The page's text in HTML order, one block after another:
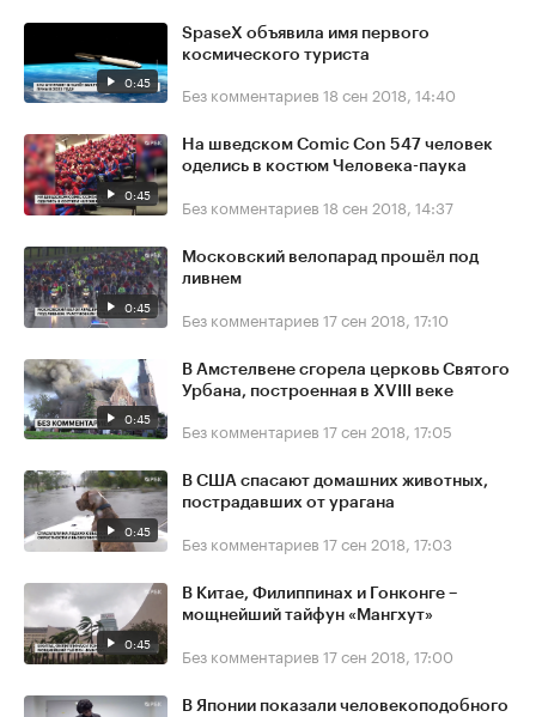
0:45
SpaseX объявила имя первого
космического туриста
Без комментариев 18 сен 2018, 14:40
0:45
На шведском Comic Con 547 человек
оделись в костюм Человека-паука
Без комментариев 18 сен 2018, 14:37
0:45
Московский велопарад прошёл под
ливнем
Без комментариев 17 сен 2018, 17:10
0:45
В Амстелвене сгорела церковь Святого
Урбана, построенная в XVIII веке
Без комментариев 17 сен 2018, 17:05
0:45
В США спасают домашних животных,
пострадавших от урагана
Без комментариев 17 сен 2018, 17:03
0:45
В Китае, Филиппинах и Гонконге –
мощнейший тайфун «Мангхут»
Без комментариев 17 сен 2018, 17:00
В Японии показали человекоподобного